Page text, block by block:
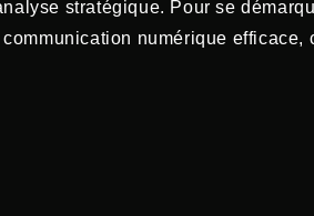
stratégique. Pour se
numérique efficace,